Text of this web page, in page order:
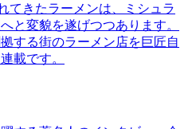
てきたラーメンは、ミシュラ
と変貌を遂げつつあります。
する街のラーメン店を巨匠自
載です。